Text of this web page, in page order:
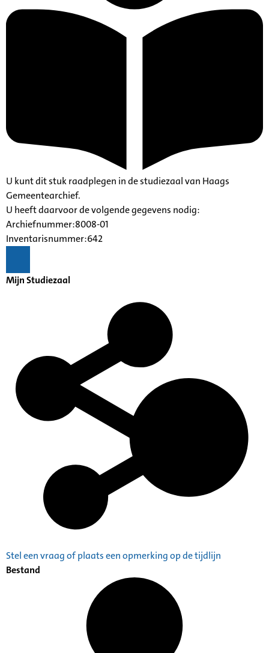
U kunt dit stuk raadplegen in de studiezaal van Haags
Gemeentearchief.
U heeft daarvoor de volgende gegevens nodig:
Archiefnummer:8008-01
Inventarisnummer:642
Mijn Studiezaal
Stel een vraag of plaats een opmerking op de tijdlijn
Bestand